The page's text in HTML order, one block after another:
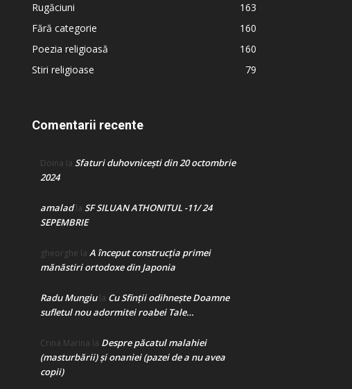
Rugăciuni
163
Fără categorie
160
Poezia religioasă
160
Stiri religioase
79
Comentarii recente
Doina la Sfaturi duhovnicești din 20 octombrie
2024
amaladla SF SILUAN ATHONITUL -11/ 24
SEPEMBRIE
gheorghe la A început construcţia primei
mănăstiri ortodoxe din Japonia
Radu Mungiula Cu Sfinții odihnește Doamne
sufletul nou adormitei roabei Tale…
Crina Marina la Despre păcatul malahiei
(masturbării) şi onaniei (pazei de a nu avea
copii)